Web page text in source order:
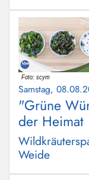
Samstag,
"Grüne
der Heimat
Weide